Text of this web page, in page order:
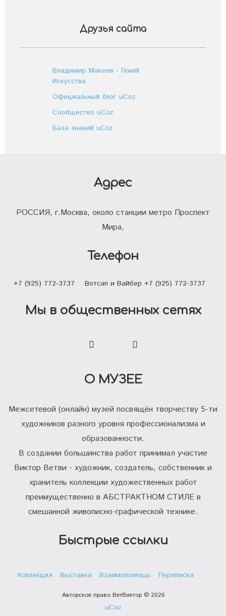
Друзья сайта
Владимир Макеев - Гений
Искусства
Официальный блог uCoz
Сообщество uCoz
База знаний uCoz
О МУЗЕЕ
Межсетевой (онлайн) музей посвящён творчеству 5-ти
художников разного уровня профессионализма и
образованности.
В создании большинства работ принимал участие
Виктор Ветви - художник, создатель, собственник и
хранитель коллекции художественных работ
преимущественно в АБСТРАКТНОМ СТИЛЕ в
смешанной живописно-графической технике.
Быстрые ссылки
Коллекция Выставка Взаимопомощь Переписка
Авторское право ВетВиктор © 2026
uCoz
Адрес
РОССИЯ, г.Москва, около станции метро Проспект
Мира,
Телефон
+7 (925) 772-3737 Вотсап и Вайбер +7 (925) 772-3737
Мы в общественных сетях